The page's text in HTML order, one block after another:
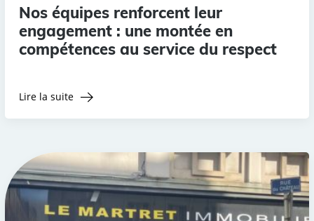
Nos équipes renforcent leur
engagement : une montée en
compétences au service du respect
Lire la suite